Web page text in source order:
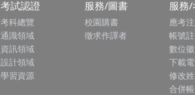
考試認證
考科總覽
通識領域
資訊領域
設計領域
學習資源
服務/圖書
校園購書
徵求作譯者
服務
應考
帳號
數位
下載
修改
合併